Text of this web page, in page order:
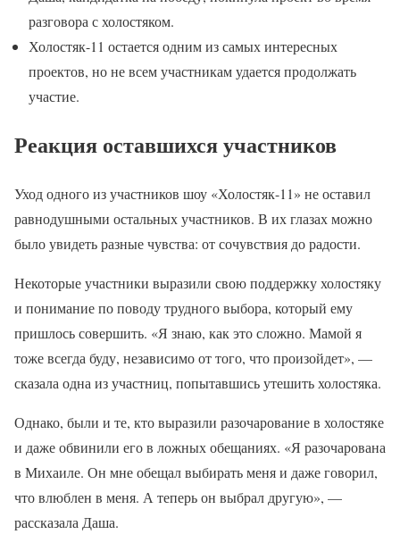
разговора с холостяком.
Холостяк-11 остается одним из самых интересных
проектов, но не всем участникам удается продолжать
участие.
Реакция оставшихся участников
Уход одного из участников шоу «Холостяк-11» не оставил
равнодушными остальных участников. В их глазах можно
было увидеть разные чувства: от сочувствия до радости.
Некоторые участники выразили свою поддержку холостяку
и понимание по поводу трудного выбора, который ему
пришлось совершить. «Я знаю, как это сложно. Мамой я
тоже всегда буду, независимо от того, что произойдет», —
сказала одна из участниц, попытавшись утешить холостяка.
Однако, были и те, кто выразили разочарование в холостяке
и даже обвинили его в ложных обещаниях. «Я разочарована
в Михаиле. Он мне обещал выбирать меня и даже говорил,
что влюблен в меня. А теперь он выбрал другую», —
рассказала Даша.